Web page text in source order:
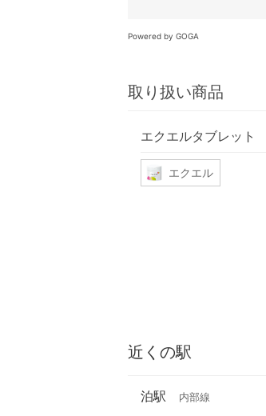
Powered by GOGA
取り扱い商品
エクエルタブレット
エクエル
近くの駅
泊駅 内部線